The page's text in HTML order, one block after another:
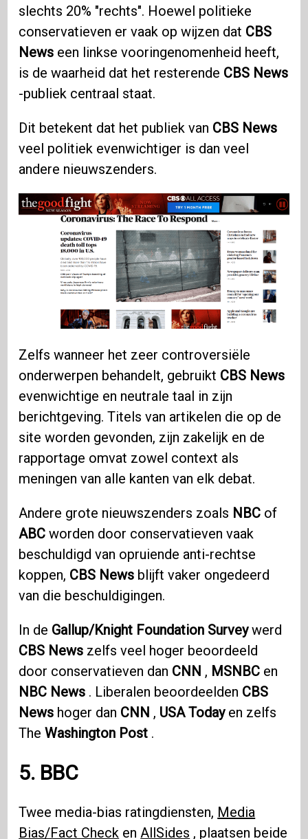
slechts 20% "rechts". Hoewel politieke
conservatieven er vaak op wijzen dat CBS
News een linkse vooringenomenheid heeft,
is de waarheid dat het resterende CBS News
-publiek centraal staat.
Dit betekent dat het publiek van CBS News
veel politiek evenwichtiger is dan veel
andere nieuwszenders.
Zelfs wanneer het zeer controversiële
onderwerpen behandelt, gebruikt CBS News
evenwichtige en neutrale taal in zijn
berichtgeving. Titels van artikelen die op de
site worden gevonden, zijn zakelijk en de
rapportage omvat zowel context als
meningen van alle kanten van elk debat.
Andere grote nieuwszenders zoals NBC of
ABC worden door conservatieven vaak
beschuldigd van opruiende anti-rechtse
koppen, CBS News blijft vaker ongedeerd
van die beschuldigingen.
In de Gallup/Knight Foundation Surveywerd
CBS News zelfs veel hoger beoordeeld
door conservatieven dan CNN , MSNBC en
NBC News . Liberalen beoordeelden CBS
News hoger dan CNN , USA Todayen zelfs
TheWashington Post .
5. BBC
Twee media-bias ratingdiensten, Media
Bias/Fact Check enAllSides , plaatsen beide